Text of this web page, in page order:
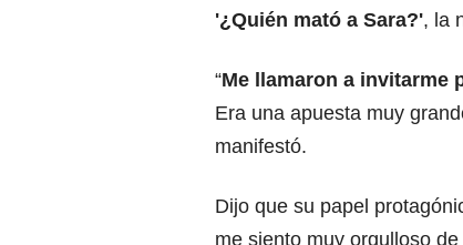
'¿Quién mató a Sara?', la
“Me llamaron a invitarme
Era una apuesta muy
manifestó.
Dijo que su papel
me siento muy orgulloso